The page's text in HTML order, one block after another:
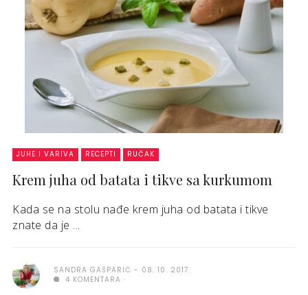
JUHE I VARIVA RECEPTI RUČAK
Krem juha od batata i tikve sa kurkumom
Kada se na stolu nađe krem juha od batata i tikve
znate da je ...
SANDRA GAŠPARIĆ
08. 10. 2017.
4 KOMENTARA